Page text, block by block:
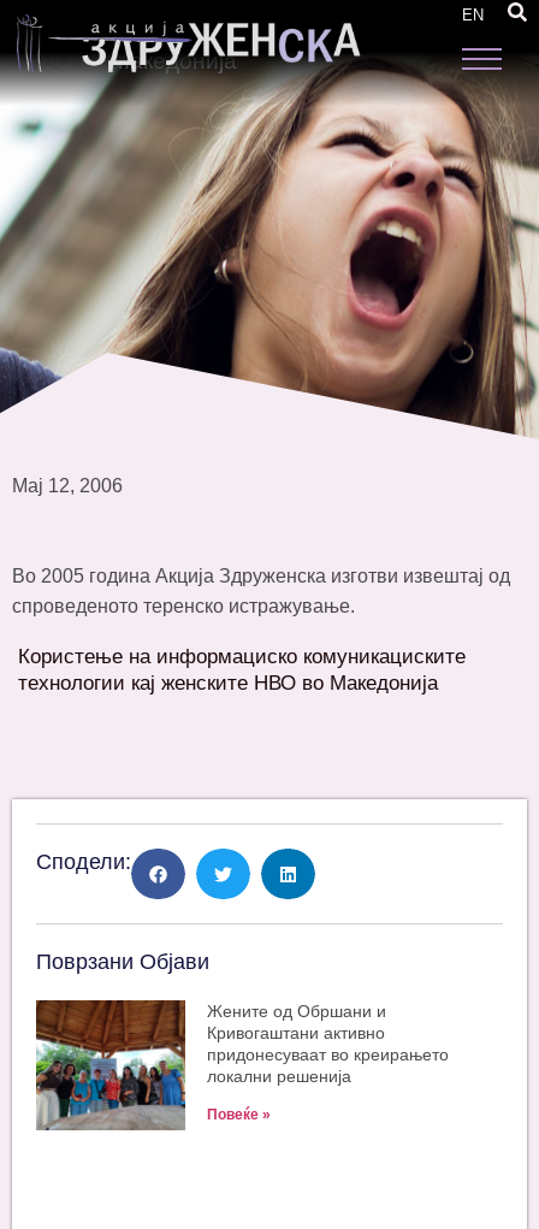
EN
комуникациските технологии кај женските
НВО во Македонија
Мај 12, 2006
Во 2005 година Акција Здруженска изготви извештај од
спроведеното теренско истражување.
Користење на информациско комуникациските
технологии кај женските НВО во Македонија
Сподели:
Поврзани Објави
Жените од Обршани и
Кривогаштани активно
придонесуваат во креирањето
локални решенија
Повеќе »